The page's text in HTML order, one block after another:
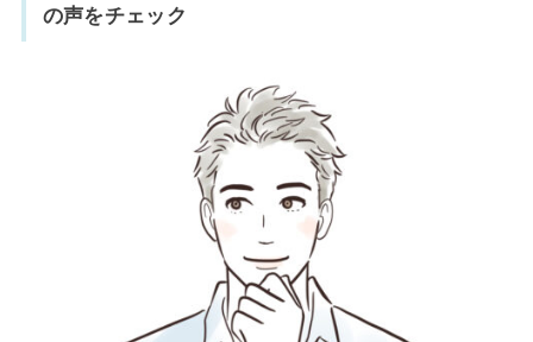
の声をチェック